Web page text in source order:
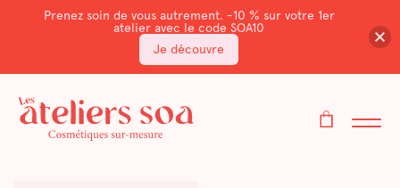
Prenez soin de vous autrement. -10 % sur votre 1er
atelier avec le code SOA10
Je découvre